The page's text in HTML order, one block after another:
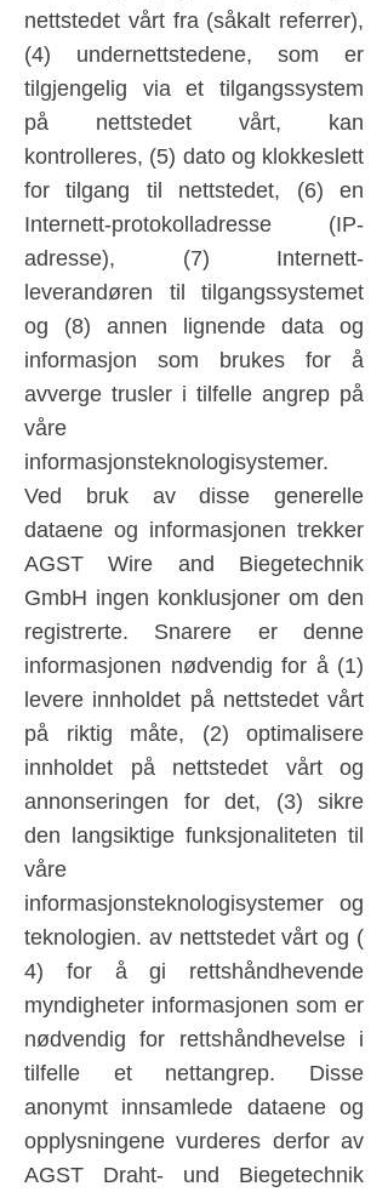
nettstedet vårt fra (såkalt referrer),
(4) undernettstedene, som er
tilgjengelig via et tilgangssystem
på nettstedet vårt, kan
kontrolleres, (5) dato og klokkeslett
for tilgang til nettstedet, (6) en
Internett-protokolladresse (IP-
adresse), (7) Internett-
leverandøren til tilgangssystemet
og (8) annen lignende data og
informasjon som brukes for å
avverge trusler i tilfelle angrep på
våre
informasjonsteknologisystemer.
Ved bruk av disse generelle
dataene og informasjonen trekker
AGST Wire and Biegetechnik
GmbH ingen konklusjoner om den
registrerte. Snarere er denne
informasjonen nødvendig for å (1)
levere innholdet på nettstedet vårt
på riktig måte, (2) optimalisere
innholdet på nettstedet vårt og
annonseringen for det, (3) sikre
den langsiktige funksjonaliteten til
våre
informasjonsteknologisystemer og
teknologien. av nettstedet vårt og (
4) for å gi rettshåndhevende
myndigheter informasjonen som er
nødvendig for rettshåndhevelse i
tilfelle et nettangrep. Disse
anonymt innsamlede dataene og
opplysningene vurderes derfor av
AGST Draht- und Biegetechnik